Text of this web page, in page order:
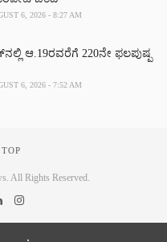
6, 2026 - 8:27 AM
ಆ.19ರವರೆಗೆ 220ನೇ ಫಲಪುಷ್ಪ
6, 2026 - 7:52 AM
All Rights Reserved.